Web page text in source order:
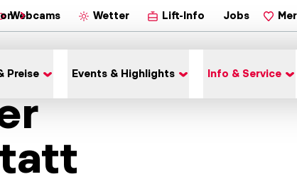
Webcams Wetter Lift-Info Jobs
Preise Events & Highlights Info & Service